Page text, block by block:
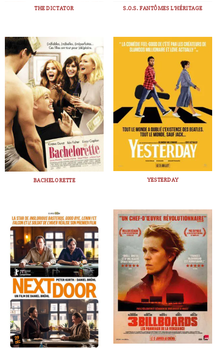
THE DICTATOR S.O.S. FANTÔMES L’HÉRITAGE
BACHELORETTE YESTERDAY